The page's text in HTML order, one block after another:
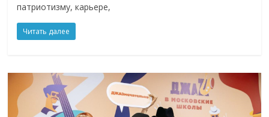
патриотизму, карьере,
Читать далее